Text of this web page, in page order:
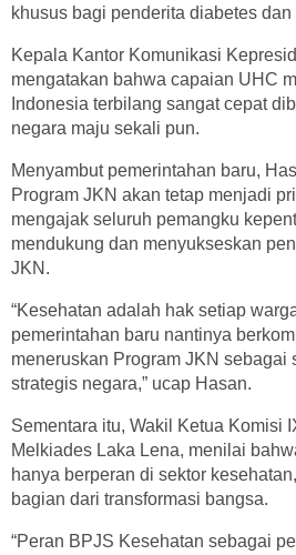
khusus bagi penderita diabetes dan
Kepala Kantor Komunikasi
mengatakan bahwa capaian UHC
Indonesia terbilang sangat cepat
negara maju sekali pun.
Menyambut pemerintahan baru,
Program JKN akan tetap menjadi
mengajak seluruh pemangku
mendukung dan menyukseskan
JKN.
“Kesehatan adalah hak setiap
pemerintahan baru nantinya
meneruskan Program JKN sebagai
strategis negara,” ucap Hasan.
Sementara itu, Wakil Ketua Komisi
Melkiades Laka Lena, menilai
hanya berperan di sektor
bagian dari transformasi bangsa.
“Peran BPJS Kesehatan sebagai